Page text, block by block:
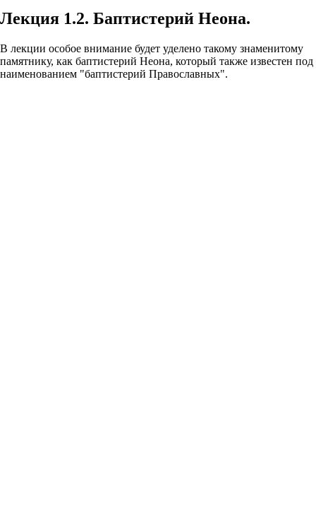
Лекция 1.2. Баптистерий Неона.
В лекции особое внимание будет уделено такому знаменитому
памятнику, как баптистерий Неона, который также известен под
наименованием "баптистерий Православных".